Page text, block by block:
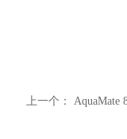
上一个： AquaMate